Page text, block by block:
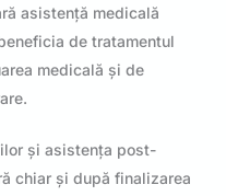
asistență medicală
de tratamentul
medicală și de
și asistența post-
chiar și după finalizarea